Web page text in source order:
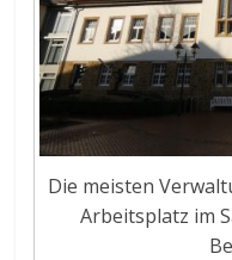
Die meisten
Arbeitsplatz im